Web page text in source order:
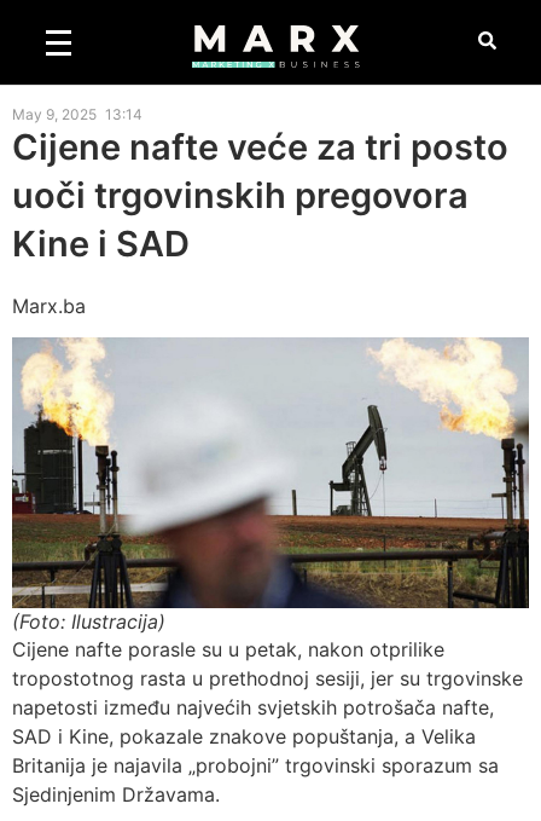
May 9, 2025 13:14
Cijene nafte veće za tri posto
uoči trgovinskih pregovora
Kine i SAD
Marx.ba
(Foto: Ilustracija)
Cijene nafte porasle su u petak, nakon otprilike
tropostotnog rasta u prethodnoj sesiji, jer su trgovinske
napetosti između najvećih svjetskih potrošača nafte,
SAD i Kine, pokazale znakove popuštanja, a Velika
Britanija je najavila „probojni” trgovinski sporazum sa
Sjedinjenim Državama.